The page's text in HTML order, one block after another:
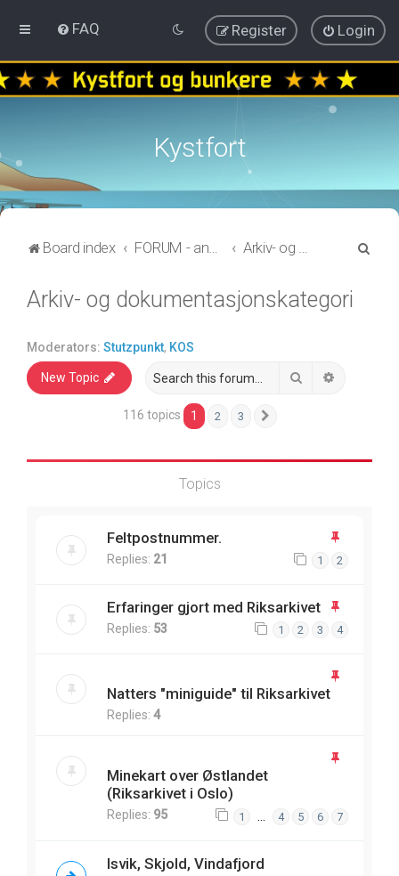
FAQ Login
Register
Kystfort
Board index FORUM - annen informasjon Arkiv- og dokumentasjonskategori
Arkiv- og dokumentasjonskategori
Moderators: Stutzpunkt, KOS
New Topic Search
116 topics 1 2 3
Topics
Feltpostnummer.
Replies: 21 1 2
Erfaringer gjort med Riksarkivet
Replies: 53 1 2 3 4
Natters "miniguide" til Riksarkivet
Replies: 4
Minekart over Østlandet
(Riksarkivet i Oslo)
Replies: 95 1 4 5 6 7
Isvik, Skjold, Vindafjord